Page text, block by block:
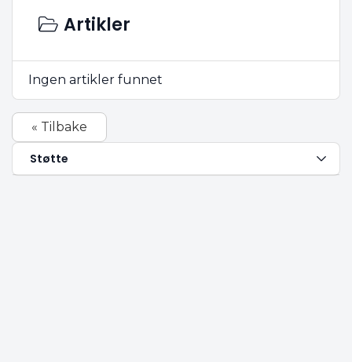
Artikler
Ingen artikler funnet
« Tilbake
Støtte